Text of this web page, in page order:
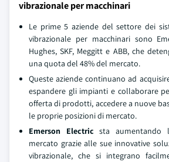
vibrazionale per macchinari
Le prime 5 aziende del settore dei
vibrazionale per macchinari sono
Hughes, SKF, Meggitt e ABB, che
una quota del 48% del mercato.
Queste aziende continuano ad
espandere gli impianti e collaborare
offerta di prodotti, accedere a nuove
le proprie posizioni di mercato.
Emerson Electric sta
mercato grazie alle sue innovative
vibrazionale, che si integrano